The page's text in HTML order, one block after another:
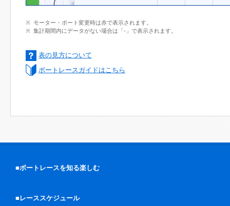
モーター・ボート変更時は赤で表示されます。
集計期間内にデータがない場合は「-」で表示されます。
表の見方について
ボートレースガイドはこちら
■ボートレースを知る楽しむ
■レーススケジュール